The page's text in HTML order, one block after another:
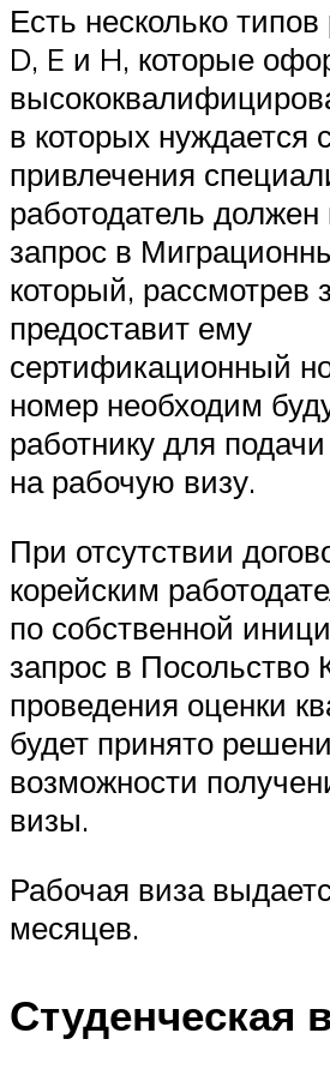
Есть несколько
D, E и H, которые
в которых нуждается
привлечения
работодатель должен
запрос в
который, рассмотрев
предоставит ему
сертификационный
номер необходим
работнику для
на рабочую визу.
При отсутствии
корейским
по собственной
запрос в Посольство
проведения оценки
будет принято
возможности
визы.
Рабочая виза
месяцев.
Студенческая